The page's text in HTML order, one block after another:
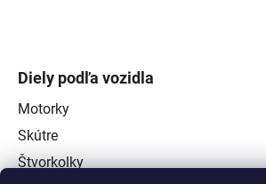
Diely podľa vozidla
Motorky
Skútre
Štvorkolky